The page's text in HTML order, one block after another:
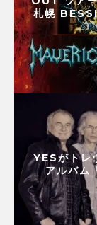
札幌
YESがトレ
アルバ